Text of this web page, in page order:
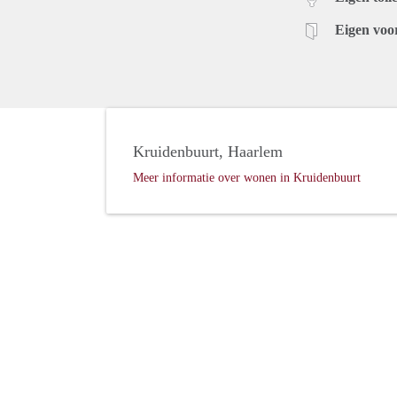
Eigen
Kruidenbuurt, Haarlem
Meer informatie over wonen in Kruidenbuurt